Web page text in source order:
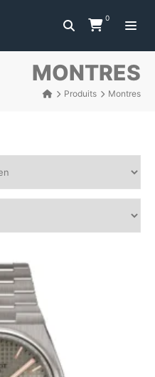
0
MONTRES
Produits Montres